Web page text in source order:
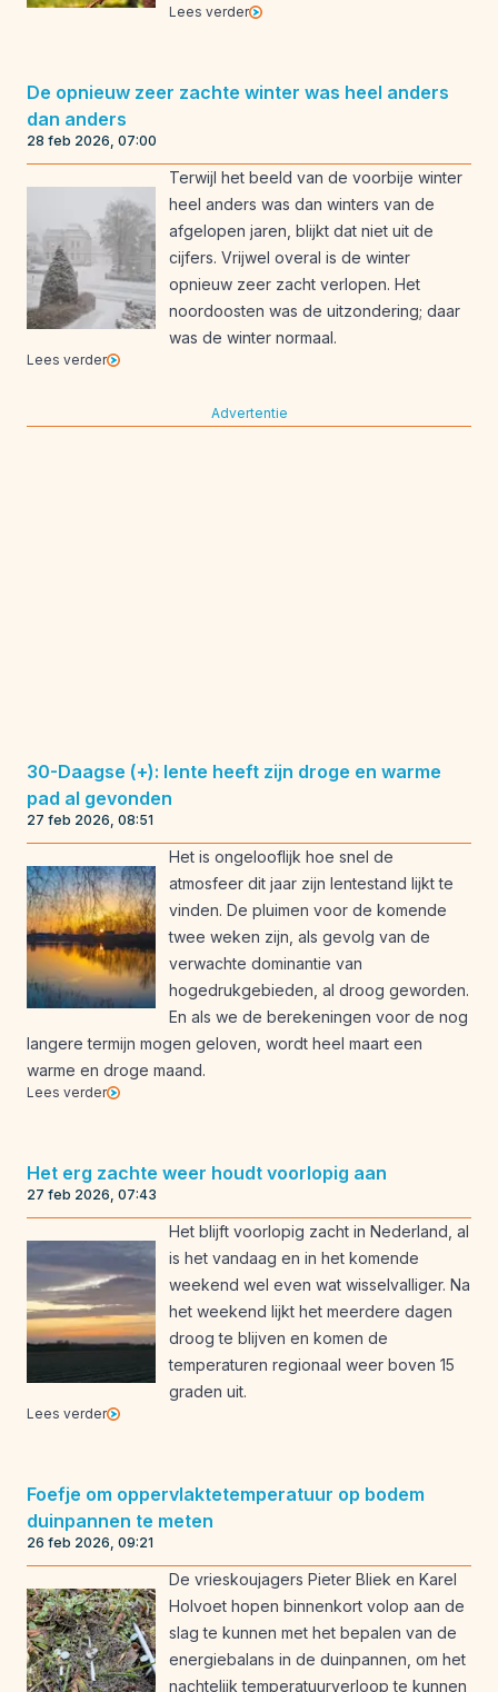
Lees verder
De opnieuw zeer zachte winter was heel anders
dan anders
28 feb 2026, 07:00
Terwijl het beeld van de voorbije winter
heel anders was dan winters van de
afgelopen jaren, blijkt dat niet uit de
cijfers. Vrijwel overal is de winter
opnieuw zeer zacht verlopen. Het
noordoosten was de uitzondering; daar
was de winter normaal.
Lees verder
Advertentie
30-Daagse (+): lente heeft zijn droge en warme
pad al gevonden
27 feb 2026, 08:51
Het is ongelooflijk hoe snel de
atmosfeer dit jaar zijn lentestand lijkt te
vinden. De pluimen voor de komende
twee weken zijn, als gevolg van de
verwachte dominantie van
hogedrukgebieden, al droog geworden.
En als we de berekeningen voor de nog
langere termijn mogen geloven, wordt heel maart een
warme en droge maand.
Lees verder
Het erg zachte weer houdt voorlopig aan
27 feb 2026, 07:43
Het blijft voorlopig zacht in Nederland, al
is het vandaag en in het komende
weekend wel even wat wisselvalliger. Na
het weekend lijkt het meerdere dagen
droog te blijven en komen de
temperaturen regionaal weer boven 15
graden uit.
Lees verder
Foefje om oppervlaktetemperatuur op bodem
duinpannen te meten
26 feb 2026, 09:21
De vrieskoujagers Pieter Bliek en Karel
Holvoet hopen binnenkort volop aan de
slag te kunnen met het bepalen van de
energiebalans in de duinpannen, om het
nachtelijk temperatuurverloop te kunnen